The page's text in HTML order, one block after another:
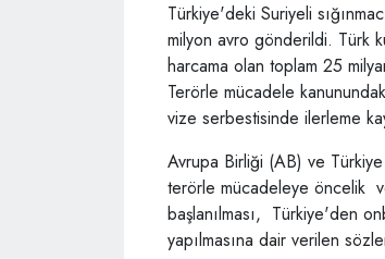
Türkiye'deki Suriyeli
milyon avro gönderildi. Türk
harcama olan toplam 25
Terörle mücadele
vize serbestisinde ilerleme
Avrupa Birliği (AB) ve Türkiye
terörle mücadeleye öncelik
başlanılması, Türkiye'den
yapılmasına dair verilen